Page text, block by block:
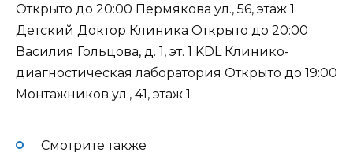
Открыто до 20:00 Пермякова ул., 56, этаж 1
Детский Доктор Клиника Открыто до 20:00
Василия Гольцова, д. 1, эт. 1 KDL Клинико-
диагностическая лаборатория Открыто до 19:00
Монтажников ул., 41, этаж 1
Смотрите также